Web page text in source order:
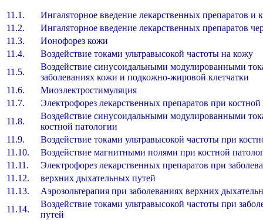
11.1.
Ингаляторное введение лекарственных
11.2.
Ингаляторное введение лекарственных препаратов
11.3.
Ионофорез кожи
11.4.
Воздействие токами ультравысокой частоты на
11.5.
Воздействие синусоидальными модулированными
заболеваниях кожи и подкожно-жировой клетчатки
11.6.
Миоэлектростимуляция
11.7.
Электрофорез лекарственных препаратов при
11.8.
Воздействие синусоидальными модулированными
костной патологии
11.9.
Воздействие токами ультравысокой частоты при
11.10.
Воздействие магнитными полями при костной
11.11.
Электрофорез лекарственных препаратов при
11.12.
верхних дыхательных путей
11.13.
Аэрозольтерапия при заболеваниях верхних
11.14.
Воздействие токами ультравысокой частоты при
путей